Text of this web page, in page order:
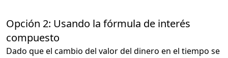
Opción 2: Usando la fórmula de interés
compuesto
Dado que el cambio del valor del dinero en el tiempo se